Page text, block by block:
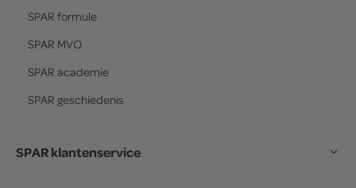
SPAR formule
SPAR MVO
SPAR academie
SPAR geschiedenis
SPAR klantenservice